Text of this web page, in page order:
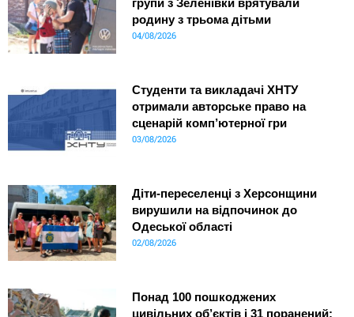
групи з Зеленівки врятували
родину з трьома дітьми
04/08/2026
Студенти та викладачі ХНТУ
отримали авторське право на
сценарій комп’ютерної гри
03/08/2026
Діти-переселенці з Херсонщини
вирушили на відпочинок до
Одеської області
02/08/2026
Понад 100 пошкоджених
цивільних об’єктів і 31 поранений: